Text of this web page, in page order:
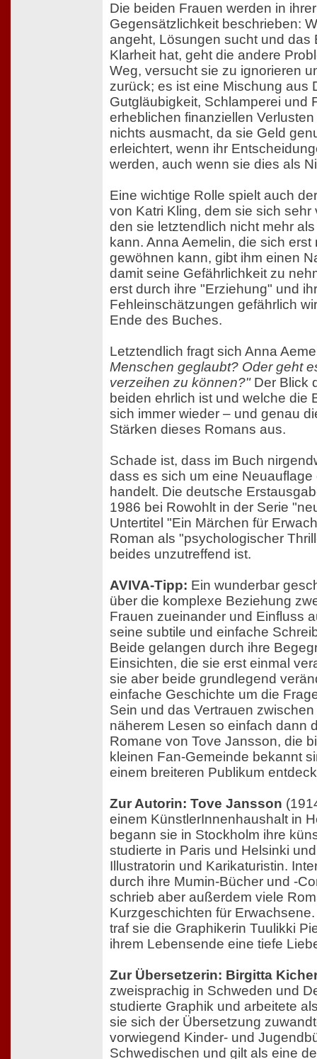
Die beiden Frauen werden in
Gegensätzlichkeit beschrieben:
angeht, Lösungen sucht und das
Klarheit hat, geht die andere
Weg, versucht sie zu ignorieren
zurück; es ist eine Mischung aus
Gutgläubigkeit, Schlamperei und
erheblichen finanziellen
nichts ausmacht, da sie Geld
erleichtert, wenn ihr
werden, auch wenn sie dies als
Eine wichtige Rolle spielt auch
von Katri Kling, dem sie sich
den sie letztendlich nicht mehr
kann. Anna Aemelin, die sich erst
gewöhnen kann, gibt ihm einen
damit seine Gefährlichkeit zu
erst durch ihre "Erziehung" und
Fehleinschätzungen gefährlich
Ende des Buches.
Letztendlich fragt sich Anna
Menschen geglaubt? Oder geht
verzeihen zu können?"Der Blick
beiden ehrlich ist und welche die
sich immer wieder – und genau
Stärken dieses Romans aus.
Schade ist, dass im Buch
dass es sich um eine
handelt. Die deutsche
1986 bei Rowohlt in der Serie
Untertitel "Ein Märchen für
Roman als "psychologischer
beides unzutreffend ist.
AVIVA-Tipp: Ein wunderbar
über die komplexe Beziehung
Frauen zueinander und Einfluss
seine subtile und einfache
Beide gelangen durch ihre
Einsichten, die sie erst einmal
sie aber beide grundlegend
einfache Geschichte um die
Sein und das Vertrauen
näherem Lesen so einfach dann
Romane von Tove Jansson, die
kleinen Fan-Gemeinde bekannt
einem breiteren Publikum
Zur Autorin: Tove Jansson
einem KünstlerInnenhaushalt in
begann sie in Stockholm ihre
studierte in Paris und Helsinki
Illustratorin und Karikaturistin.
durch ihre Mumin-Bücher und -
schrieb aber außerdem viele
Kurzgeschichten für
traf sie die Graphikerin Tuulikki
ihrem Lebensende eine tiefe
Zur Übersetzerin: Birgitta
zweisprachig in Schweden und
studierte Graphik und arbeitete
sie sich der Übersetzung
vorwiegend Kinder- und
Schwedischen und gilt als eine